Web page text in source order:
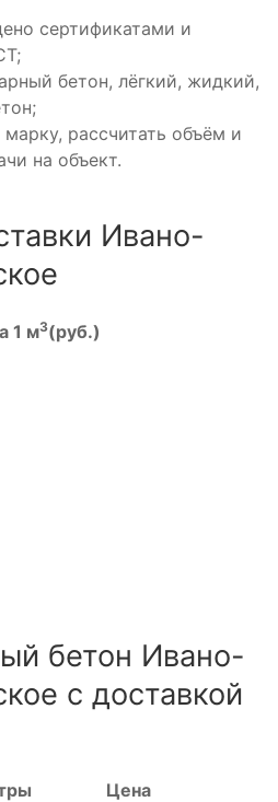
сертификатами и
бетон, лёгкий, жидкий,
рассчитать объём и
на объект.
Ивано-
1 м3(руб.)
бетон Ивано-
с доставкой
Цена